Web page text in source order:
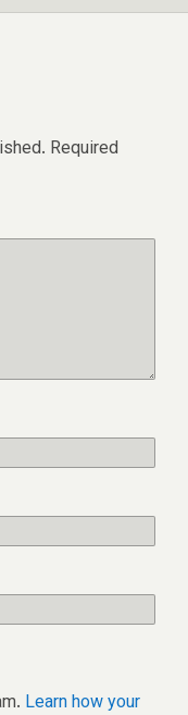
Required
Learn how your